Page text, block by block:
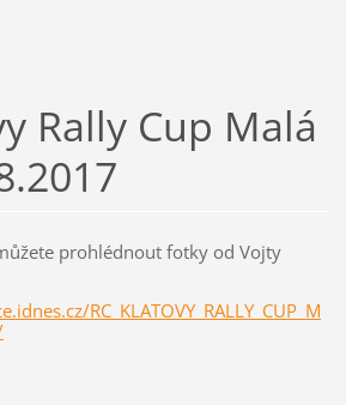
Rally Cup Malá
prohlédnout fotky od Vojty
RC_KLATOVY_RALLY_CUP_M